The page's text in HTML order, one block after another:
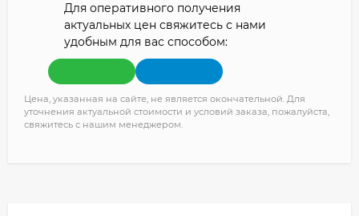
Для оперативного получения
актуальных цен свяжитесь с нами
удобным для вас способом:
Цена, указанная на сайте, не является окончательной. Для
уточнения актуальной стоимости и условий заказа, пожалуйста,
свяжитесь с нашим менеджером.